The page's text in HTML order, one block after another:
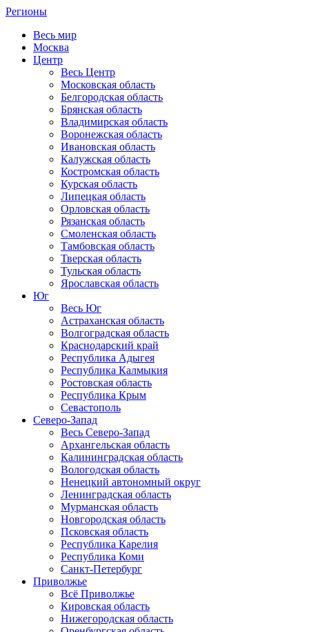
Регионы
Весь мир
Москва
Центр
Весь Центр
Московская область
Белгородская область
Брянская область
Владимирская область
Воронежская область
Ивановская область
Калужская область
Костромская область
Курская область
Липецкая область
Орловская область
Рязанская область
Смоленская область
Тамбовская область
Тверская область
Тульская область
Ярославская область
Юг
Весь Юг
Астраханская область
Волгоградская область
Краснодарский край
Республика Адыгея
Республика Калмыкия
Ростовская область
Республика Крым
Севастополь
Северо-Запад
Весь Северо-Запад
Архангельская область
Калининградская область
Вологодская область
Ненецкий автономный округ
Ленинградская область
Мурманская область
Новгородская область
Псковская область
Республика Карелия
Республика Коми
Санкт-Петербург
Приволжье
Всё Приволжье
Кировская область
Нижегородская область